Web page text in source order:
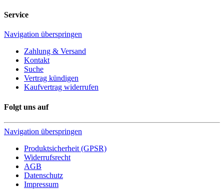
Service
Navigation überspringen
Zahlung & Versand
Kontakt
Suche
Vertrag kündigen
Kaufvertrag widerrufen
Folgt uns auf
Navigation überspringen
Produktsicherheit (GPSR)
Widerrufsrecht
AGB
Datenschutz
Impressum